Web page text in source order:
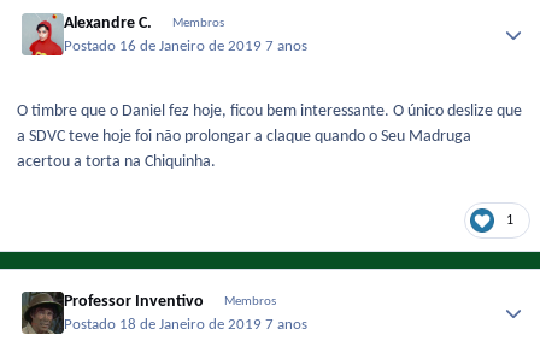
Alexandre C. Membros
Postado 16 de Janeiro de 20197 anos
O timbre que o Daniel fez hoje, ficou bem interessante. O único deslize que
a SDVC teve hoje foi não prolongar a claque quando o Seu Madruga
acertou a torta na Chiquinha.
1
Professor Inventivo Membros
Postado 18 de Janeiro de 20197 anos